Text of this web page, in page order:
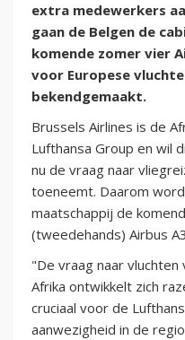
extra medewerkers
gaan de Belgen de
komende zomer vier
voor Europese
bekendgemaakt.
Brussels Airlines is de
Lufthansa Group en wil
nu de vraag naar
toeneemt. Daarom
maatschappij de
(tweedehands) Airbus
"De vraag naar vluchten
Afrika ontwikkelt zich
cruciaal voor de
aanwezigheid in de